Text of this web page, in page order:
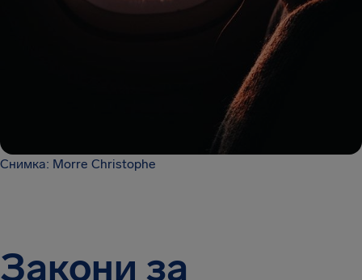
Снимка: Morre Christophe
Закони за